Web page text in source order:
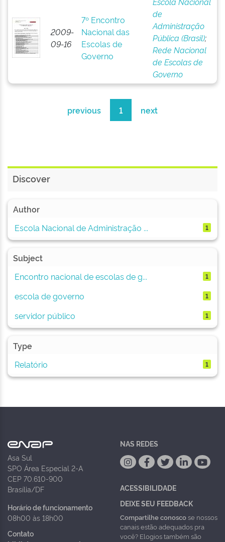
2009-
09-16
7º Encontro
Nacional das
Escolas de
Governo
de
Administração
Pública (Brasil);
Rede Nacional
de Escolas de
Governo
previous 1 next
Discover
Author
Escola Nacional de Administração ...
1
Subject
Encontro nacional de escolas de g...
1
escola de governo 1
servidor público 1
Type
Relatório
1
Asa Sul
SPO Área Especial 2-A
CEP 70.610-900
Brasília/DF
Horário de funcionamento
08h00 às 18h00
Contato
NAS REDES
ACESSIBILIDADE
DEIXE SEU FEEDBACK
Compartilhe conoscose nossos
canais estão adequados pra
você? Elogios também são